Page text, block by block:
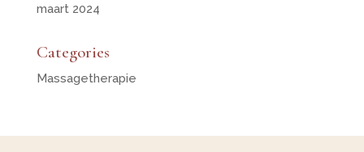
maart 2024
Categories
Massagetherapie